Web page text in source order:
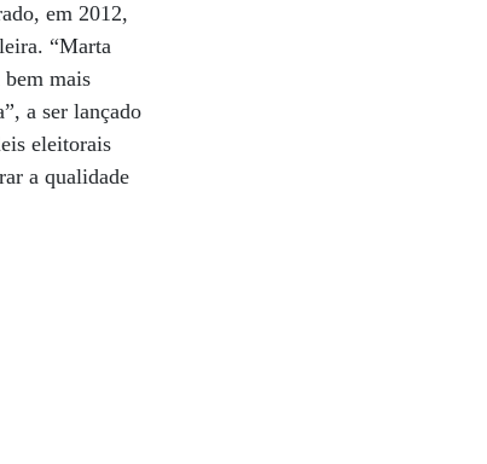
em 2012,
“Marta
mais
a ser lançado
eleitorais
a qualidade